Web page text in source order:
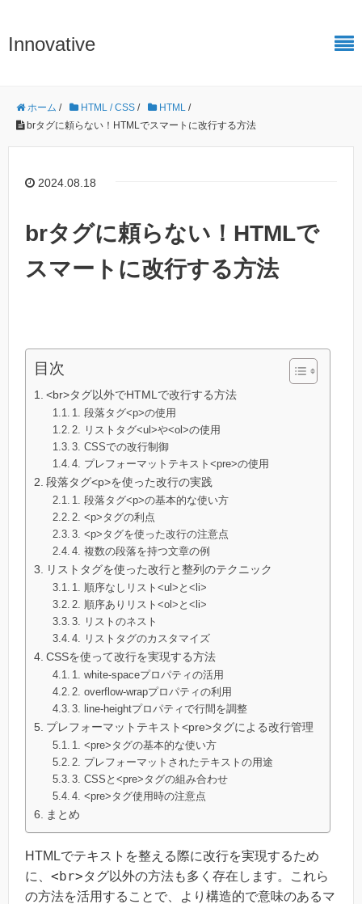
Innovative
ホーム / HTML / CSS / HTML /
brタグに頼らない！HTMLでスマートに改行する方法
2024.08.18
brタグに頼らない！HTMLで
スマートに改行する方法
目次
<br>タグ以外でHTMLで改行する方法
1. 段落タグ<p>の使用
2. リストタグ<ul>や<ol>の使用
3. CSSでの改行制御
4. プレフォーマットテキスト<pre>の使用
段落タグ<p>を使った改行の実践
1. 段落タグ<p>の基本的な使い方
2. <p>タグの利点
3. <p>タグを使った改行の注意点
4. 複数の段落を持つ文章の例
リストタグを使った改行と整列のテクニック
1. 順序なしリスト<ul>と<li>
2. 順序ありリスト<ol>と<li>
3. リストのネスト
4. リストタグのカスタマイズ
CSSを使って改行を実現する方法
1. white-spaceプロパティの活用
2. overflow-wrapプロパティの利用
3. line-heightプロパティで行間を調整
プレフォーマットテキスト<pre>タグによる改行管理
1. <pre>タグの基本的な使い方
2. プレフォーマットされたテキストの用途
3. CSSと<pre>タグの組み合わせ
4. <pre>タグ使用時の注意点
まとめ
HTMLでテキストを整える際に改行を実現するため
に、 <br>タグ以外の方法も多く存在します。これら
の方法を活用することで、より構造的で意味のあるマ